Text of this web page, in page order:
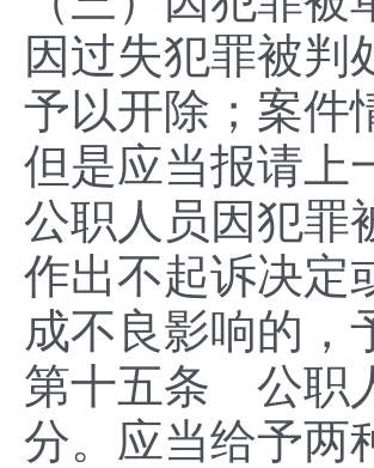
因过失犯罪被判
予以开除；案件
但是应当报请上
公职人员因犯罪
作出不起诉决定
成不良影响的，
第十五条 公职
分。应当给予两